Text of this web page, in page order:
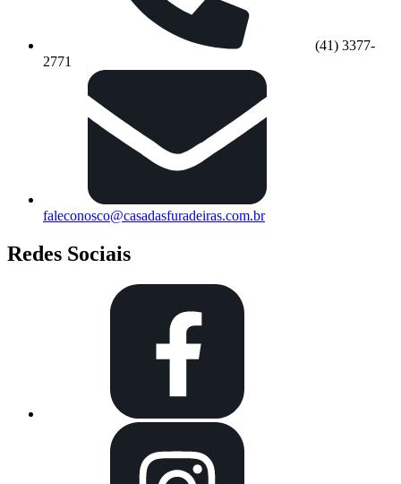
(41) 3377-
2771
faleconosco@casadasfuradeiras.com.br
Redes Sociais